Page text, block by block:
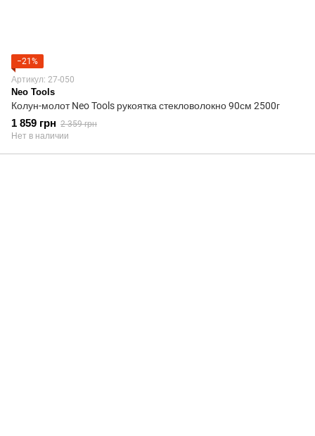
−21%
Артикул: 27-050
Neo Tools
Колун-молот Neo Tools рукоятка стекловолокно 90см 2500г
1 859 грн 2 359 грн
Нет в наличии